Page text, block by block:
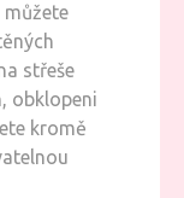
můžete
střeše
obklopeni
kromě